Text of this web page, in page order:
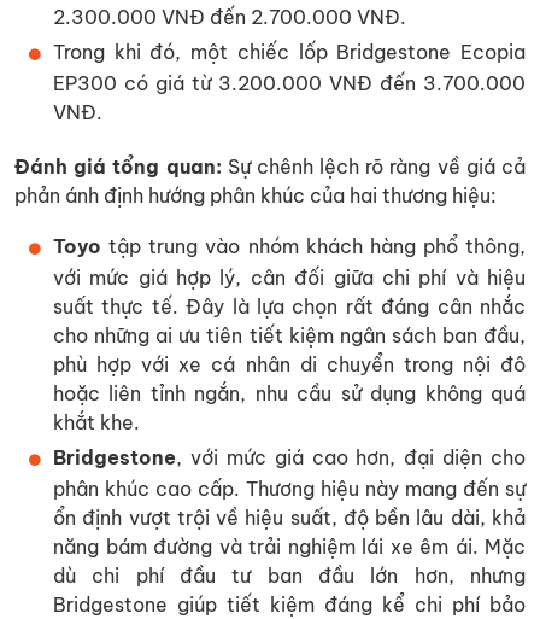
2.300.000 VNĐ đến 2.700.000 VNĐ.
Trong khi đó, một chiếc lốp Bridgestone Ecopia
EP300 có giá từ 3.200.000 VNĐ đến 3.700.000
VNĐ.
Đánh giá tổng quan: Sự chênh lệch rõ ràng về giá cả
phản ánh định hướng phân khúc của hai thương hiệu:
Toyo tập trung vào nhóm khách hàng phổ thông,
với mức giá hợp lý, cân đối giữa chi phí và hiệu
suất thực tế. Đây là lựa chọn rất đáng cân nhắc
cho những ai ưu tiên tiết kiệm ngân sách ban đầu,
phù hợp với xe cá nhân di chuyển trong nội đô
hoặc liên tỉnh ngắn, nhu cầu sử dụng không quá
khắt khe.
Bridgestone, với mức giá cao hơn, đại diện cho
phân khúc cao cấp. Thương hiệu này mang đến sự
ổn định vượt trội về hiệu suất, độ bền lâu dài, khả
năng bám đường và trải nghiệm lái xe êm ái. Mặc
dù chi phí đầu tư ban đầu lớn hơn, nhưng
Bridgestone giúp tiết kiệm đáng kể chi phí bảo